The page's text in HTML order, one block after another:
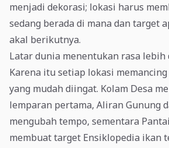
menjadi dekorasi; lokasi harus
sedang berada di mana dan target
akal berikutnya.
Latar dunia menentukan rasa lebih
Karena itu setiap lokasi
yang mudah diingat. Kolam Desa
lemparan pertama, Aliran Gunung
mengubah tempo, sementara
membuat target Ensiklopedia ikan